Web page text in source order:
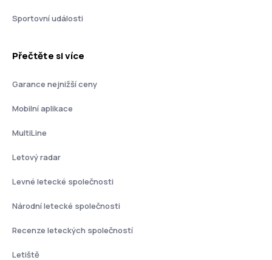
Sportovní události
Přečtěte si více
Garance nejnižší ceny
Mobilní aplikace
MultiLine
Letový radar
Levné letecké společnosti
Národní letecké společnosti
Recenze leteckých společností
Letiště